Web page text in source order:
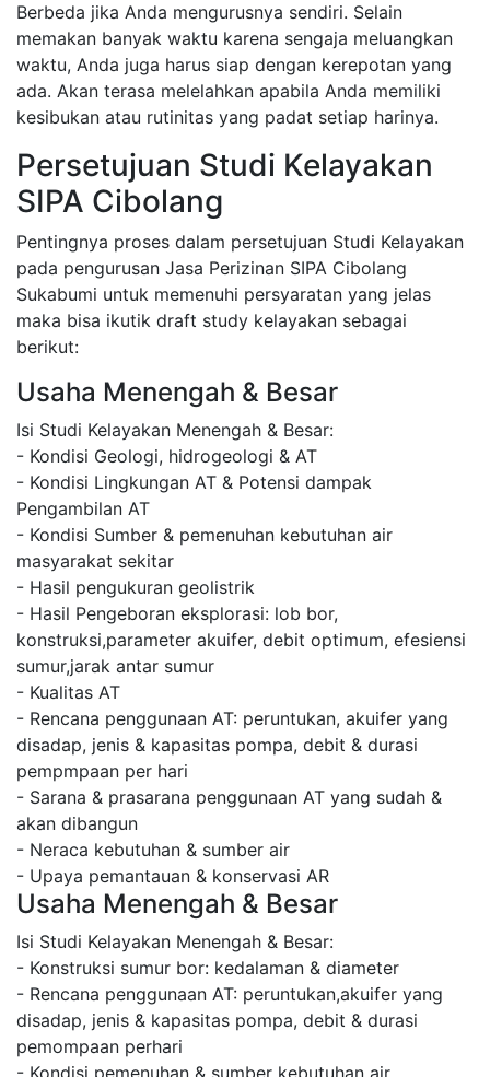
Berbeda jika Anda mengurusnya sendiri. Selain
memakan banyak waktu karena sengaja meluangkan
waktu, Anda juga harus siap dengan kerepotan yang
ada. Akan terasa melelahkan apabila Anda memiliki
kesibukan atau rutinitas yang padat setiap harinya.
Persetujuan Studi Kelayakan
SIPA Cibolang
Pentingnya proses dalam persetujuan Studi Kelayakan
pada pengurusan Jasa Perizinan SIPA Cibolang
Sukabumi untuk memenuhi persyaratan yang jelas
maka bisa ikutik draft study kelayakan sebagai
berikut:
Usaha Menengah & Besar
Isi Studi Kelayakan Menengah & Besar:
- Kondisi Geologi, hidrogeologi & AT
- Kondisi Lingkungan AT & Potensi dampak
Pengambilan AT
- Kondisi Sumber & pemenuhan kebutuhan air
masyarakat sekitar
- Hasil pengukuran geolistrik
- Hasil Pengeboran eksplorasi: lob bor,
konstruksi,parameter akuifer, debit optimum, efesiensi
sumur,jarak antar sumur
- Kualitas AT
- Rencana penggunaan AT: peruntukan, akuifer yang
disadap, jenis & kapasitas pompa, debit & durasi
pempmpaan per hari
- Sarana & prasarana penggunaan AT yang sudah &
akan dibangun
- Neraca kebutuhan & sumber air
- Upaya pemantauan & konservasi AR
Usaha Menengah & Besar
Isi Studi Kelayakan Menengah & Besar:
- Konstruksi sumur bor: kedalaman & diameter
- Rencana penggunaan AT: peruntukan,akuifer yang
disadap, jenis & kapasitas pompa, debit & durasi
pemompaan perhari